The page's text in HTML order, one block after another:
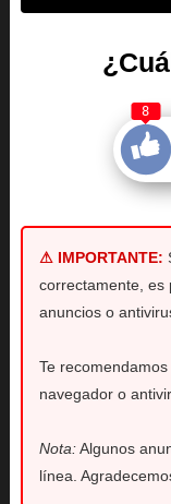
8
⚠ IMPORTANTE:
correctamente, es
anuncios o
Te
navegador o
Nota:Algunos
línea.